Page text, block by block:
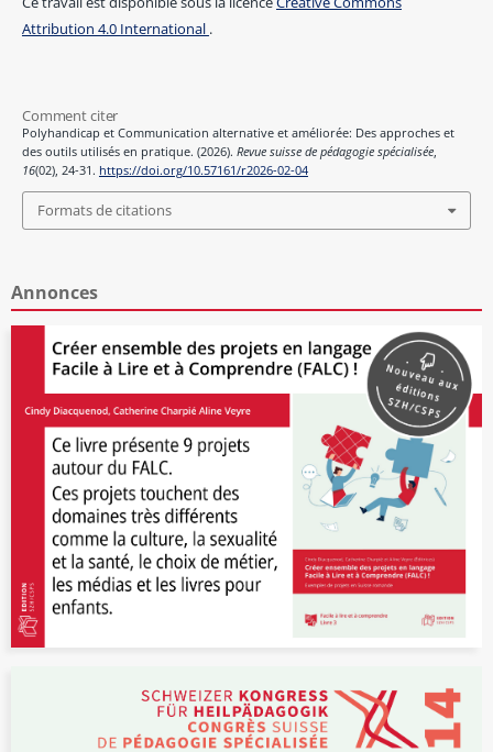
Attribution 4.0 International .
Comment citer
Polyhandicap et Communication alternative et améliorée: Des approches et
des outils utilisés en pratique. (2026). Revue suisse de pédagogie spécialisée,
16(02), 24-31. https://doi.org/10.57161/r2026-02-04
Formats de citations
Annonces